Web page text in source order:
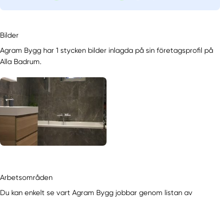
Bilder
Agram Bygg har 1 stycken bilder inlagda på sin företagsprofil på
Alla Badrum.
Arbetsområden
Du kan enkelt se vart Agram Bygg jobbar genom listan av